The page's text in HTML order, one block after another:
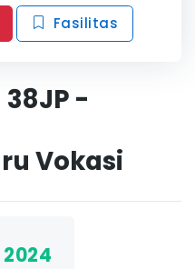
Fasilitas
-
Vokasi